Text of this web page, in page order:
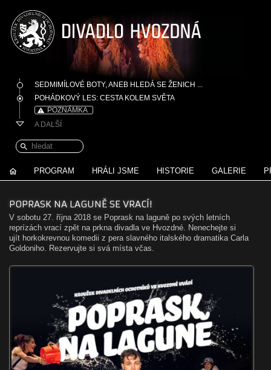
SEDMIMÍLOVÉ BOTY, ANEB HLEDÁ SE ŽENICH ...
POHÁDKOVÝ LES: CESTA KOLEM SVĚTA
POZNÁMKA
A DALŠÍ
PROGRAM HRÁLI JSME HISTORIE GALERIE
POPRASK NA LAGUNĚ SE VRACÍ!
V sobotu 27. října 2018 se Poprask na laguně po svých letních
reprízách vrací zpět na prkna divadla ve Hvozdné. Nenechejte si
ujít horkokrevnou komedii z pera slavného italského dramatika Carla
Goldoniho. Rezervujte si svá místa včas.